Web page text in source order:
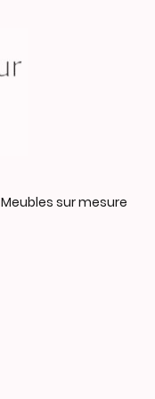
Meubles sur mesure